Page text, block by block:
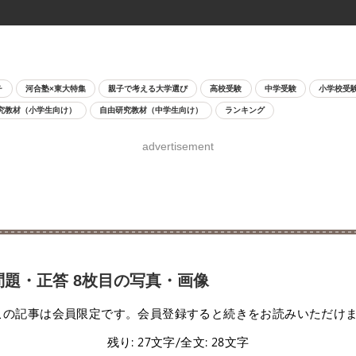
河合塾×東大特集 親子で考える大学選び 高校受験 中学受験 小学校受
教材（小学生向け） 自由研究教材（中学生向け） ランキング
advertisement
・正答 8枚目の写真・画像
の記事は会員限定です。会員登録すると続きをお読みいただけ
残り: 27文字/全文: 28文字